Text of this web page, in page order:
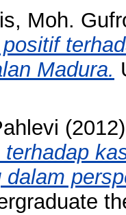
Moh.
Madura.
dalam